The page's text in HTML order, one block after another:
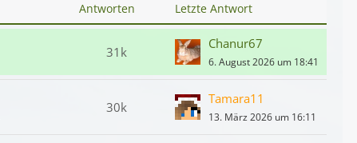
Antworten Letzte Antwort
31k
Chanur67
6. August 2026 um 18:41
30k
Tamara11
13. März 2026 um 16:11